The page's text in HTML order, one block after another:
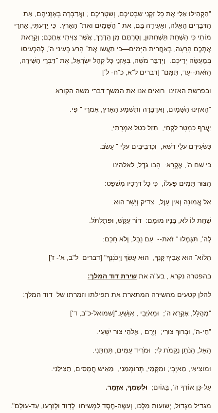
"הַקְהִילוּ אֵלַי אֶת כָּל זִקְנֵי שִׁבְטֵיכֶם, וְשֹׁטְרֵיכֶם ; וַאֲדַבְּרָה בְאָזְנֵיהֶם, אֵת
הַדְּבָרִים הָאֵלֶּה, וְאָעִידָה בָּם, אֶת ־ הַשָּׁמַיִם וְאֶת־ הָאָרֶץ. כִּי יָדַעְתִּי, אַחֲרֵי
מוֹתִי כִּי הַשְׁחֵת תַּשְׁחִתוּן, וְסַרְתֶּם מִן הַדֶּרֶךְ, אֲשֶׁר צִוִּיתִי אֶתְכֶם; וְקָרָאת
אֶתְכֶם הָרָעָה, בְּאַחֲרִית הַיָּמִים—כִּי תַעֲשׂוּ אֶת־ הָרַע בְּעֵינֵי ה’, לְהַכְעִיסוֹ
בְּמַעֲשֵׂה יְדֵיכֶם. וַיְדַבֵּר מֹשֶׁה, בְּאָזְנֵי כָּל קְהַל יִשְׂרָאֵל, אֶת ־דִּבְרֵי הַשִּׁירָה,
הַזֹּאת--עַד, תֻּמָּם" [דברים ל"א, כ"ח- ל']
ובפרשת האזינו רואים אנו את המשך דברי משה הקורא
"הַאֲזִינוּ הַשָּׁמַיִם, וַאֲדַבֵּרָה וְתִשְׁמַע הָאָרֶץ, אִמְרֵי ־ פִי.
יַעֲרֹף כַּמָּטָר לִקְחִי, תִּזַּל כַּטַּל אִמְרָתִי,
כִּשְׂעִירִם עֲלֵי דֶשֶׁא, וְכִרְבִיבִים עֲלֵי ־ עֵשֶׂב.
כִּי שֵׁם ה’, אֶקְרָא: הָבוּ גֹדֶל, לֵאלֹהֵינוּ.
הַצּוּר תָּמִים פָּעֳלוֹ, כִּי כָל דְּרָכָיו מִשְׁפָּט:
אֵל אֱמוּנָה וְאֵין עָוֶל, צַדִּיק וְיָשָׁר הוּא.
שִׁחֵת לוֹ לֹא, בָּנָיו מוּמָם: דּוֹר עִקֵּשׁ, וּפְתַלְתֹּל.
לְה’, תִּגְמְלוּ ־ זֹאת-- עַם נָבָל, וְלֹא חָכָם:
הֲלוֹא־ הוּא אָבִיךָ קָּנֶךָ, הוּא עָשְׂךָ וַיְכֹנְנֶךָ" [דברים ל"ב, א'- ז']
בהפטרה נקרא , בע"ה את שירת דוד המלך:
להלן קטעים מהשירה המתארת את תפילתו וזמרתו של דוד המלך:
"מְהֻלָּל, אֶקְרָא ה’; וּמֵאֹיְבַי , אִוָּשֵׁעַ."[שמואל-כ"ב, ד']
"חַי-ה’, וּבָרוּךְ צוּרִי; וְיָרֻם , אֱלֹהֵי צוּר יִשְׁעִי.
הָאֵל, הַנֹּתֵן נְקָמֹת לִי; וּמֹרִיד עַמִּים, תַּחְתֵּנִי.
וּמוֹצִיאִי, מֵאֹיְבָי; וּמִקָּמַי, תְּרוֹמְמֵנִי, מֵאִישׁ חֲמָסִים, תַּצִּילֵנִי.
עַל-כֵּן אוֹדְךָ ה’, בַּגּוֹיִם; וּלְשִׁמְךָ, אֲזַמֵּר.
מגדיל מִגְדּוֹל, יְשׁוּעוֹת מַלְכּוֹ; וְעֹשֶׂה-חֶסֶד לִמְשִׁיחוֹ לְדָוִד וּלְזַרְעוֹ, עַד-עוֹלָם".